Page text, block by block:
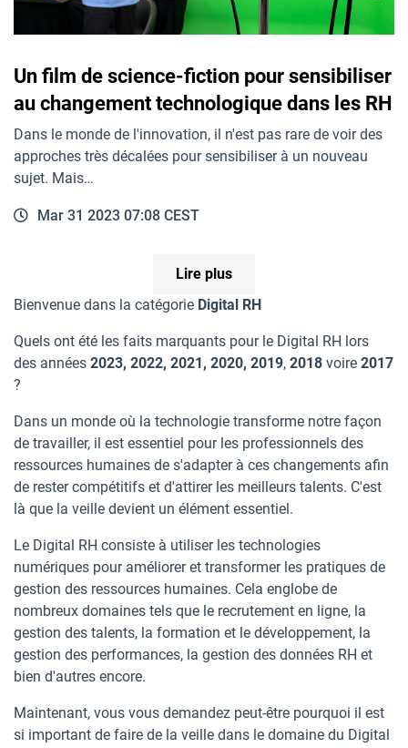
Un film de science-fiction pour sensibiliser
au changement technologique dans les RH
Dans le monde de l'innovation, il n'est pas rare de voir des
approches très décalées pour sensibiliser à un nouveau
sujet. Mais…
Mar 31 2023 07:08 CEST
Lire plus
Bienvenue dans la catégorie Digital RH
Quels ont été les faits marquants pour le Digital RH lors
des années 2023, 2022, 2021, 2020, 2019, 2018 voire 2017
?
Dans un monde où la technologie transforme notre façon
de travailler, il est essentiel pour les professionnels des
ressources humaines de s'adapter à ces changements afin
de rester compétitifs et d'attirer les meilleurs talents. C'est
là que la veille devient un élément essentiel.
Le Digital RH consiste à utiliser les technologies
numériques pour améliorer et transformer les pratiques de
gestion des ressources humaines. Cela englobe de
nombreux domaines tels que le recrutement en ligne, la
gestion des talents, la formation et le développement, la
gestion des performances, la gestion des données RH et
bien d'autres encore.
Maintenant, vous vous demandez peut-être pourquoi il est
si important de faire de la veille dans le domaine du Digital